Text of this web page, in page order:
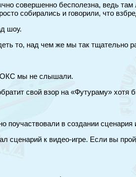
совершенно бесполезна, ведь
собирались и говорили, что
шоу.
то, над чем же мы так тщательно
мы не слышали.
свой взор на «Футураму» хотя
поучаствовали в создании сценария
к видео-игре. Если вы